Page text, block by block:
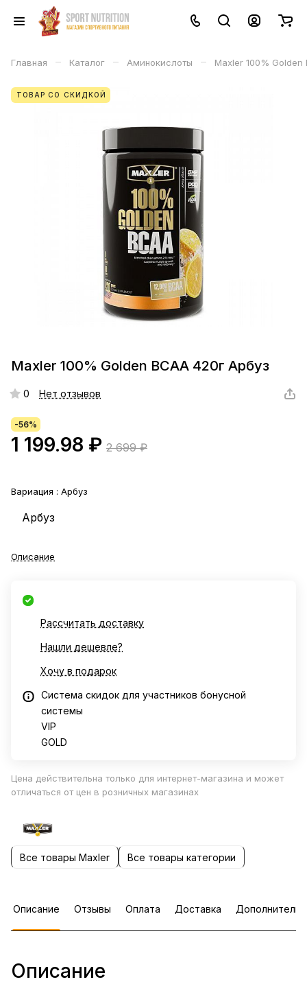
Главная – Каталог – Аминокислоты – Maxler 100% Golden
ТОВАР СО СКИДКОЙ
Maxler 100% Golden BCAA 420г Арбуз
0 Нет отзывов
-56%
1 199.98 ₽ 2 699 ₽
Вариация : Арбуз
Арбуз
Описание
Рассчитать доставку
Нашли дешевле?
Хочу в подарок
Система скидок для участников бонусной
системы
VIP
GOLD
Цена действительна только для интернет-магазина и может
отличаться от цен в розничных магазинах
Все товары Maxler Все товары категории
Описание Отзывы Оплата Доставка
Описание